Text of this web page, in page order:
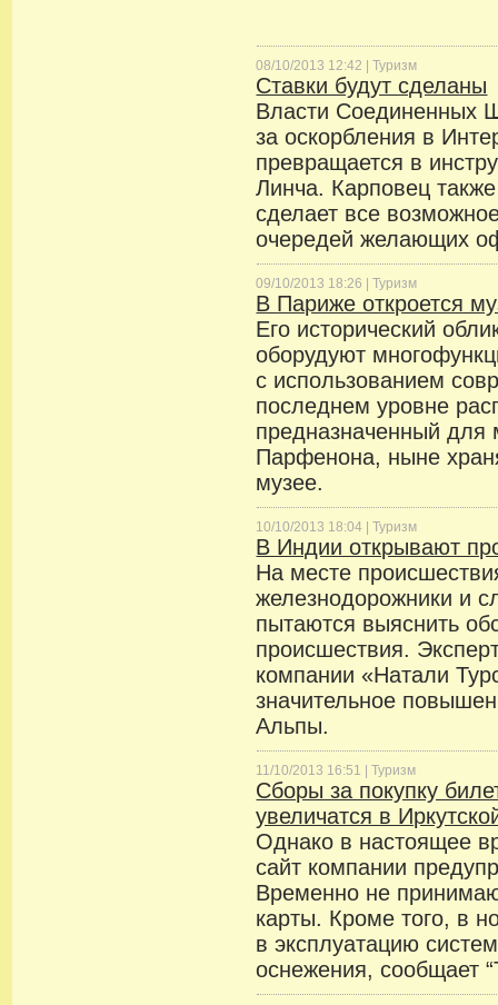
08/10/2013 12:42 |Туризм
Ставки будут сделаны
Власти Соединенных
за оскорбления в
превращается в
Линча. Карповец
сделает все
очередей желающих
09/10/2013 18:26 |Туризм
В Париже откроется
Его исторический
оборудуют
с использованием
последнем уровне
предназначенный для
Парфенона, ныне
музее.
10/10/2013 18:04 |Туризм
В Индии открывают
На месте
железнодорожники и
пытаются выяснить
происшествия.
компании «Натали
значительное
Альпы.
11/10/2013 16:51 |Туризм
Сборы за покупку
увеличатся в
Однако в настоящее
сайт компании
Временно не
карты. Кроме того, в
в эксплуатацию
оснежения, сообщает